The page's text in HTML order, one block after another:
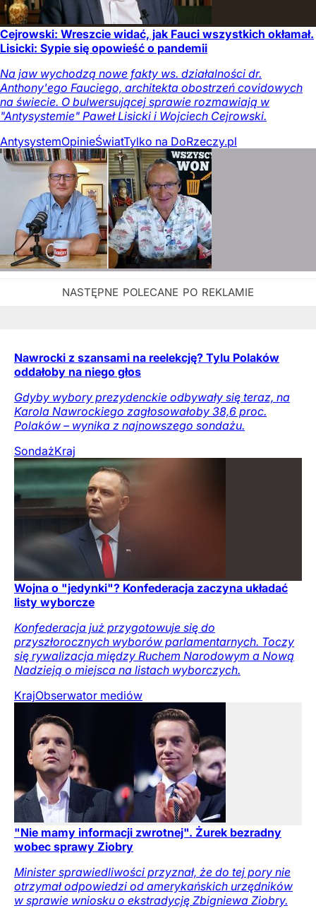
Cejrowski: Wreszcie widać, jak Fauci wszystkich okłamał.
Lisicki: Sypie się opowieść o pandemii
Na jaw wychodzą nowe fakty ws. działalności dr.
Anthony'ego Fauciego, architekta obostrzeń covidowych
na świecie. O bulwersującej sprawie rozmawiają w
"Antysystemie" Paweł Lisicki i Wojciech Cejrowski.
AntysystemOpinieŚwiatTylko na DoRzeczy.pl
Nawrocki z szansami na reelekcję? Tylu Polaków
oddałoby na niego głos
Gdyby wybory prezydenckie odbywały się teraz, na
Karola Nawrockiego zagłosowałoby 38,6 proc.
Polaków – wynika z najnowszego sondażu.
SondażKraj
Wojna o "jedynki"? Konfederacja zaczyna układać
listy wyborcze
Konfederacja już przygotowuje się do
przyszłorocznych wyborów parlamentarnych. Toczy
się rywalizacja między Ruchem Narodowym a Nową
Nadzieją o miejsca na listach wyborczych.
KrajObserwator mediów
"Nie mamy informacji zwrotnej". Żurek bezradny
wobec sprawy Ziobry
Minister sprawiedliwości przyznał, że do tej pory nie
otrzymał odpowiedzi od amerykańskich urzędników
w sprawie wniosku o ekstradycję Zbigniewa Ziobry.